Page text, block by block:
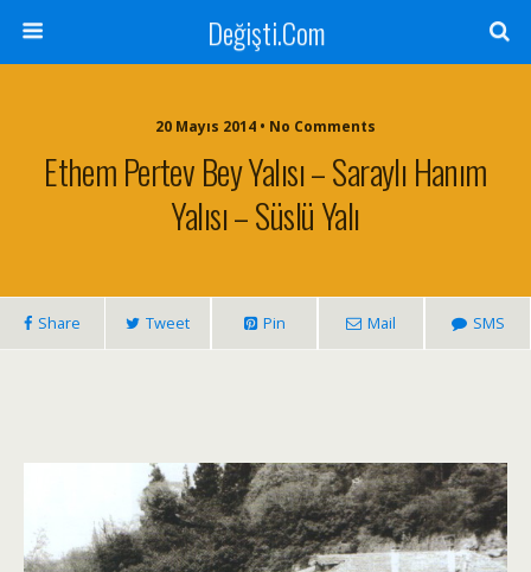
Değişti.Com
20 Mayıs 2014 • No Comments
Ethem Pertev Bey Yalısı – Saraylı Hanım
Yalısı – Süslü Yalı
Share Tweet Pin Mail SMS